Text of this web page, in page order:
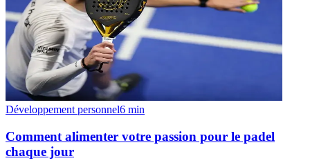
Développement personnel6 min
Comment alimenter votre passion pour le padel
chaque jour